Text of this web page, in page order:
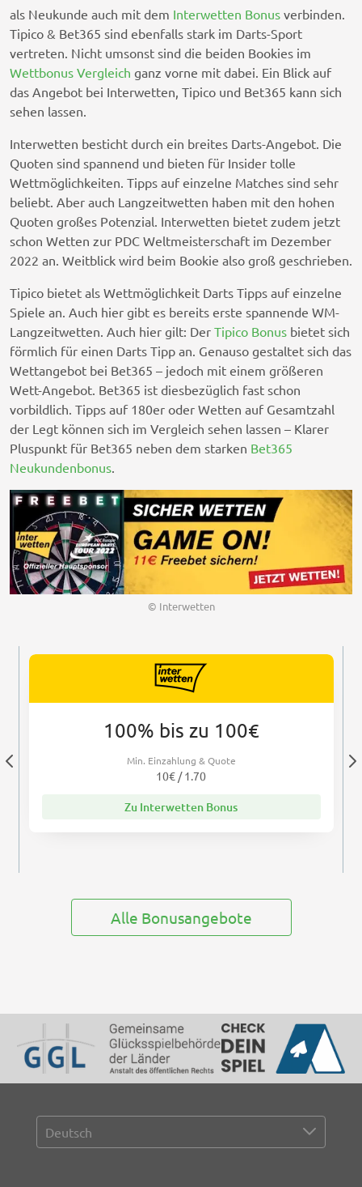
als Neukunde auch mit dem Interwetten Bonus verbinden.
Tipico & Bet365 sind ebenfalls stark im Darts-Sport
vertreten. Nicht umsonst sind die beiden Bookies im
Wettbonus Vergleich ganz vorne mit dabei. Ein Blick auf
das Angebot bei Interwetten, Tipico und Bet365 kann sich
sehen lassen.
Interwetten besticht durch ein breites Darts-Angebot. Die
Quoten sind spannend und bieten für Insider tolle
Wettmöglichkeiten. Tipps auf einzelne Matches sind sehr
beliebt. Aber auch Langzeitwetten haben mit den hohen
Quoten großes Potenzial. Interwetten bietet zudem jetzt
schon Wetten zur PDC Weltmeisterschaft im Dezember
2022 an. Weitblick wird beim Bookie also groß geschrieben.
Tipico bietet als Wettmöglichkeit Darts Tipps auf einzelne
Spiele an. Auch hier gibt es bereits erste spannende WM-
Langzeitwetten. Auch hier gilt: Der Tipico Bonus bietet sich
förmlich für einen Darts Tipp an. Genauso gestaltet sich das
Wettangebot bei Bet365 – jedoch mit einem größeren
Wett-Angebot. Bet365 ist diesbezüglich fast schon
vorbildlich. Tipps auf 180er oder Wetten auf Gesamtzahl
der Legt können sich im Vergleich sehen lassen – Klarer
Pluspunkt für Bet365 neben dem starken Bet365
Neukundenbonus.
© Interwetten
100% bis zu 100€
Min. Einzahlung & Quote
10€ / 1.70
Zu Interwetten Bonus
Alle Bonusangebote